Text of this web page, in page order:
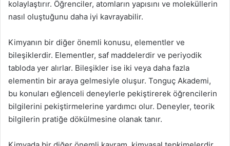
kolaylaştırır. Öğrenciler, atomların yapısını ve moleküllerin
nasıl oluştuğunu daha iyi kavrayabilir.
Kimyanın bir diğer önemli konusu, elementler ve
bileşiklerdir. Elementler, saf maddelerdir ve periyodik
tabloda yer alırlar. Bileşikler ise iki veya daha fazla
elementin bir araya gelmesiyle oluşur. Tonguç Akademi,
bu konuları eğlenceli deneylerle pekiştirerek öğrencilerin
bilgilerini pekiştirmelerine yardımcı olur. Deneyler, teorik
bilgilerin pratiğe dökülmesine olanak tanır.